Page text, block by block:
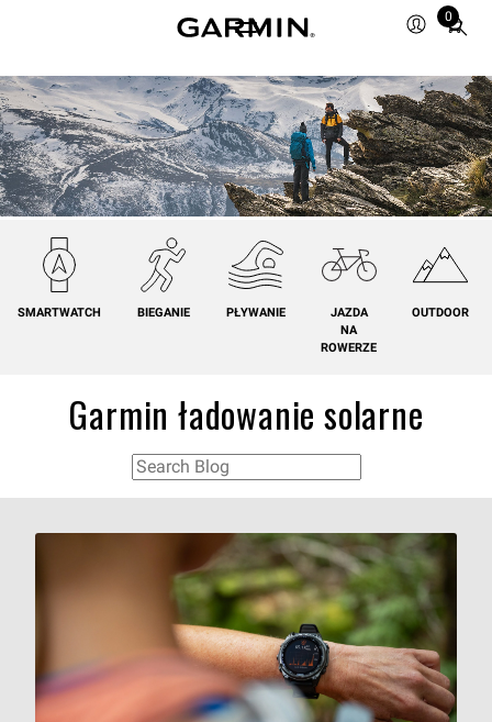
0
Total
in
cart:
0
SMARTWATCH BIEGANIE PŁYWANIE
JAZDA
NA
ROWERZE
OUTDOOR
Garmin ładowanie solarne